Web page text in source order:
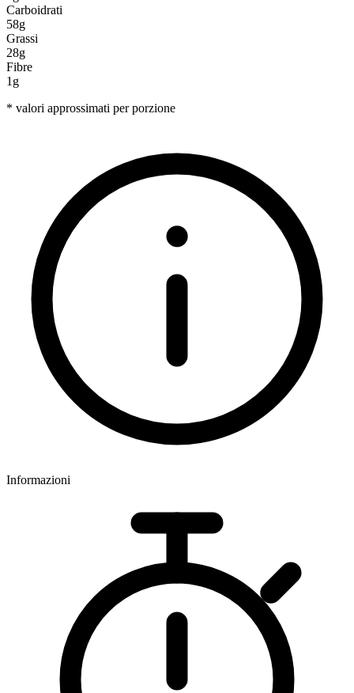
Carboidrati
58g
Grassi
28g
Fibre
1g
* valori approssimati per porzione
Informazioni